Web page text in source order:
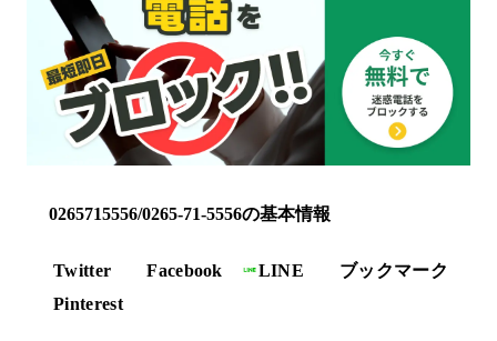
0265715556/0265-71-5556の基本情報
Twitter Facebook LINE
ブックマーク
Pinterest